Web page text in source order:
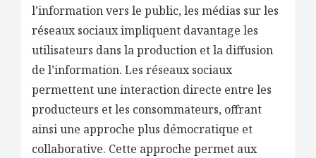
l’information vers le public, les médias sur les
réseaux sociaux impliquent davantage les
utilisateurs dans la production et la diffusion
de l’information. Les réseaux sociaux
permettent une interaction directe entre les
producteurs et les consommateurs, offrant
ainsi une approche plus démocratique et
collaborative. Cette approche permet aux